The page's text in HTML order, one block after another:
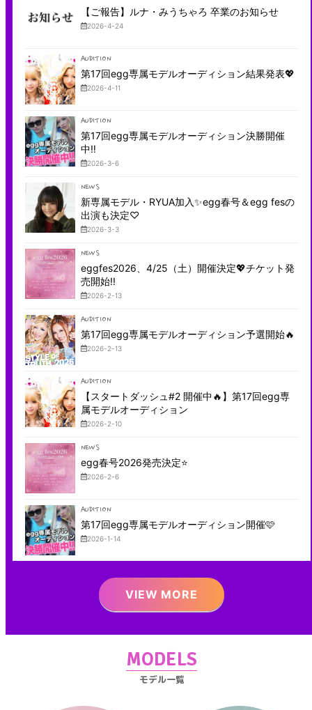
【ご報告】ルナ・みうちゃろ 卒業のお知らせ
2026-4-24
AUDITION
第17回egg専属モデルオーディション結果発表💖
2026-4-11
AUDITION
第17回egg専属モデルオーディション決勝開催
中‼︎
2026-3-6
NEWS
新専属モデル・RYUA加入✨egg春号＆egg fesの
出演も決定♡
2026-3-3
NEWS
eggfes2026、4/25（土）開催決定💖チケット発
売開始!!
2026-2-13
AUDITION
第17回egg専属モデルオーディション予選開始🔥
2026-2-13
AUDITION
【スタートダッシュ#2 開催中🔥】第17回egg専
属モデルオーディション
2026-2-10
NEWS
egg春号2026発売決定⭐️
2026-2-6
AUDITION
第17回egg専属モデルオーディション開催🩷
2026-1-14
VIEW MORE
MODELS
モデル一覧